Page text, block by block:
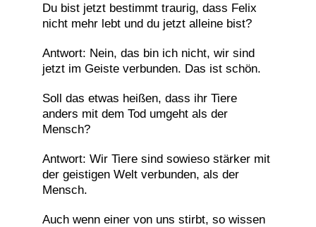
Du bist jetzt bestimmt traurig, dass Felix
nicht mehr lebt und du jetzt alleine bist?
Antwort: Nein, das bin ich nicht, wir sind
jetzt im Geiste verbunden. Das ist schön.
Soll das etwas heißen, dass ihr Tiere
anders mit dem Tod umgeht als der
Mensch?
Antwort: Wir Tiere sind sowieso stärker mit
der geistigen Welt verbunden, als der
Mensch.
Auch wenn einer von uns stirbt, so wissen